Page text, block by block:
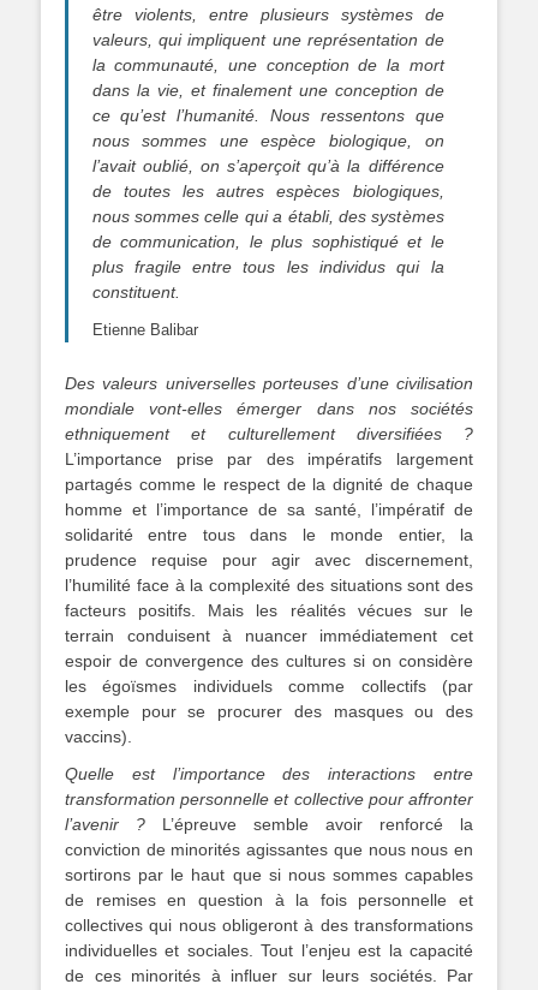
être violents, entre plusieurs systèmes de
valeurs, qui impliquent une représentation de
la communauté, une conception de la mort
dans la vie, et finalement une conception de
ce qu’est l’humanité. Nous ressentons que
nous sommes une espèce biologique, on
l’avait oublié, on s’aperçoit qu’à la différence
de toutes les autres espèces biologiques,
nous sommes celle qui a établi, des systèmes
de communication, le plus sophistiqué et le
plus fragile entre tous les individus qui la
constituent.
Etienne Balibar
Des valeurs universelles porteuses d’une civilisation
mondiale vont-elles émerger dans nos sociétés
ethniquement et culturellement diversifiées ?
L’importance prise par des impératifs largement
partagés comme le respect de la dignité de chaque
homme et l’importance de sa santé, l’impératif de
solidarité entre tous dans le monde entier, la
prudence requise pour agir avec discernement,
l’humilité face à la complexité des situations sont des
facteurs positifs. Mais les réalités vécues sur le
terrain conduisent à nuancer immédiatement cet
espoir de convergence des cultures si on considère
les égoïsmes individuels comme collectifs (par
exemple pour se procurer des masques ou des
vaccins).
Quelle est l’importance des interactions entre
transformation personnelle et collective pour affronter
l’avenir ? L’épreuve semble avoir renforcé la
conviction de minorités agissantes que nous nous en
sortirons par le haut que si nous sommes capables
de remises en question à la fois personnelle et
collectives qui nous obligeront à des transformations
individuelles et sociales. Tout l’enjeu est la capacité
de ces minorités à influer sur leurs sociétés. Par